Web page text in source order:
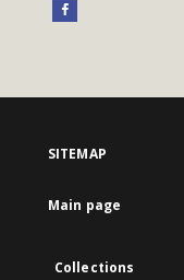
SITEMAP
Main page
Collections